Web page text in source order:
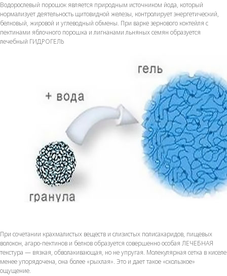
Водорослевый порошок является природным источником йода, который
нормализует деятельность щитовидной железы, контролирует энергетический,
белковый, жировой и углеводный обмены. При варке зернового коктейля с
пектинами яблочного порошка и лигнанами льняных семян образуется
лечебный ГИДРОГЕЛЬ
При сочетании крахмалистых веществ и слизистых полисахаридов, пищевых
волокон, агаро-пектинов и белков образуется совершенно особая ЛЕЧЕБНАЯ
текстура — вязкая, обволакивающая, но не упругая. Молекулярная сетка в киселе
менее упорядочена, она более «рыхлая». Это и дает такое «скользкое»
ощущение.